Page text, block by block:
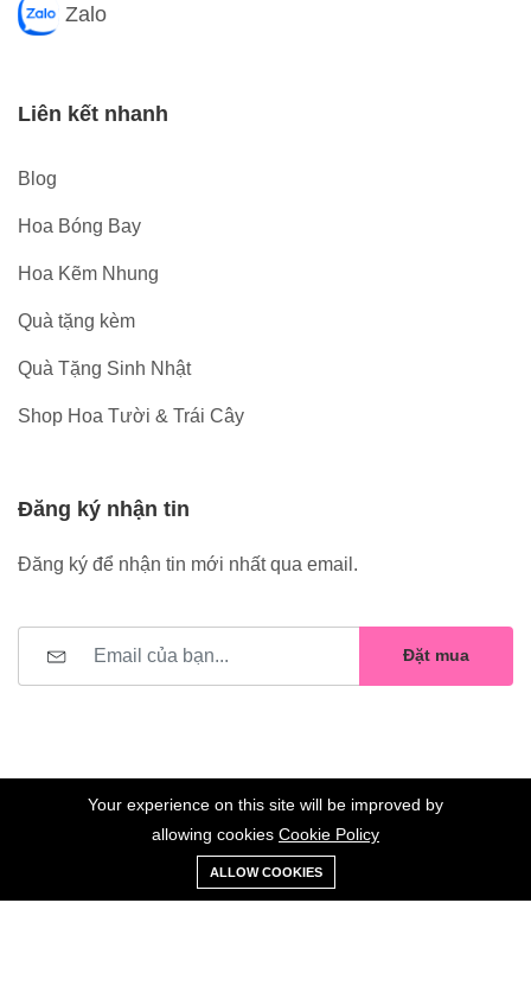
Zalo
Liên kết nhanh
Blog
Hoa Bóng Bay
Hoa Kẽm Nhung
Quà tặng kèm
Quà Tặng Sinh Nhật
Shop Hoa Tười & Trái Cây
Đăng ký nhận tin
Đăng ký để nhận tin mới nhất qua email.
Đặt mua
©2023 Hoa Nelly . All Rights Reserved.
0
Xe
đẩy
Danh sách
yêu thích
Your experience on this site will be improved by
allowing cookies Cookie Policy
ALLOW COOKIES